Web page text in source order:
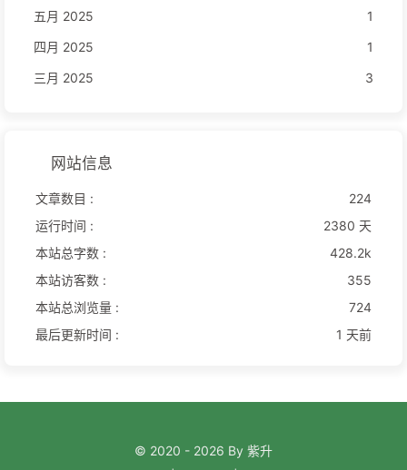
五月 2025
1
四月 2025
1
三月 2025
3
网站信息
文章数目 :
224
运行时间 :
2380 天
本站总字数 :
428.2k
本站访客数 :
355
本站总浏览量 :
724
最后更新时间 :
1 天前
© 2020 - 2026 By 紫升